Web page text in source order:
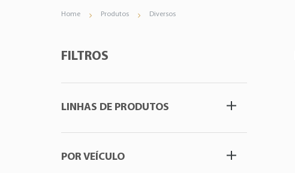
Home Produtos Diversos
FILTROS
LINHAS DE PRODUTOS
POR VEÍCULO